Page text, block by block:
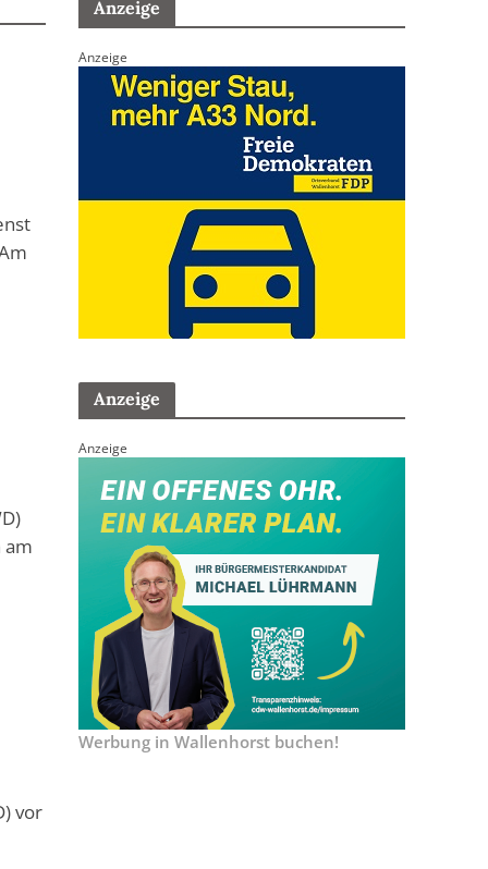
am
vor
Anzeige
Anzeige
Anzeige
Anzeige
Werbung in Wallenhorst buchen!